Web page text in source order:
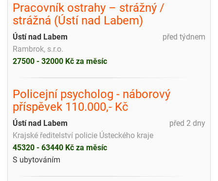
Pracovník ostrahy – strážný /
strážná (Ústí nad Labem)
před týdnem
Ústí nad Labem
Rambrok, s.r.o.
27500 - 32000 Kč za měsíc
Policejní psycholog - náborový
příspěvek 110.000,- Kč
před 2 dny
Ústí nad Labem
Krajské ředitelství policie Ústeckého kraje
45320 - 63440 Kč za měsíc
S ubytováním